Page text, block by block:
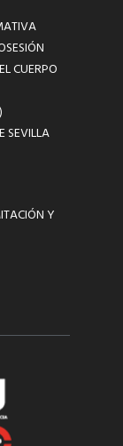
CUERPO
SEVILLA
Y